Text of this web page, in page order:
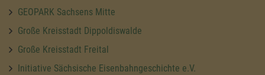
GEOPARK Sachsens Mitte
Große Kreisstadt Dippoldiswalde
Große Kreisstadt Freital
Initiative Sächsische Eisenbahngeschichte e.V.